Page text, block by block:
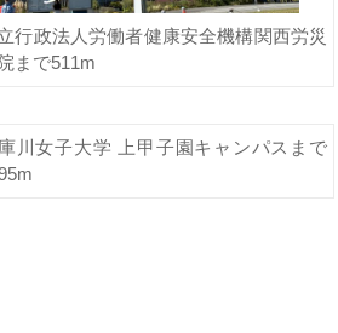
行政法人労働者健康安全機構関西労災
まで511m
川女子大学 上甲子園キャンパスまで